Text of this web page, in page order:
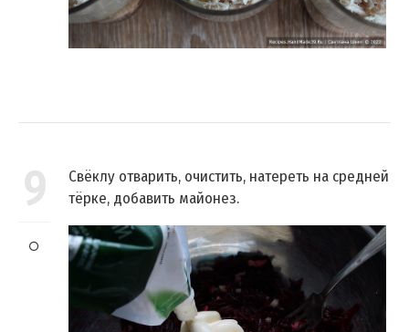
9
Свёклу отварить, очистить, натереть на средней
тёрке, добавить майонез.